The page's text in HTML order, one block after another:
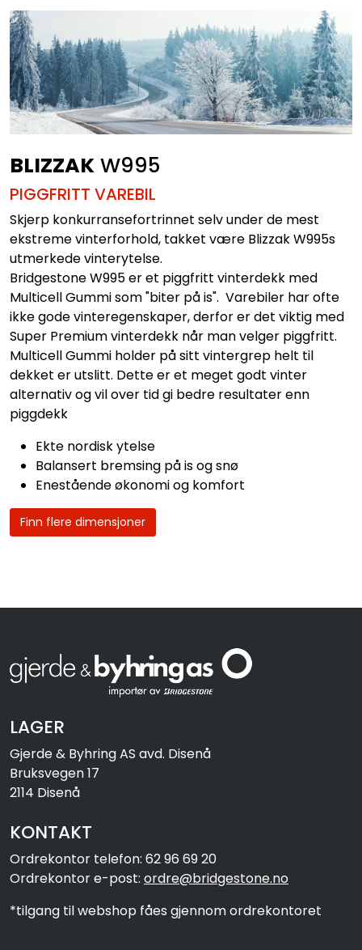
BLIZZAK W995
PIGGFRITT VAREBIL
Skjerp konkurransefortrinnet selv under de mest
ekstreme vinterforhold, takket være Blizzak W995s
utmerkede vinterytelse.
Bridgestone W995 er et piggfritt vinterdekk med
Multicell Gummi som "biter på is". Varebiler har ofte
ikke gode vinteregenskaper, derfor er det viktig med
Super Premium vinterdekk når man velger piggfritt.
Multicell Gummi holder på sitt vintergrep helt til
dekket er utslitt. Dette er et meget godt vinter
alternativ og vil over tid gi bedre resultater enn
piggdekk
Ekte nordisk ytelse
Balansert bremsing på is og snø
Enestående økonomi og komfort
Finn flere dimensjoner
LAGER
Gjerde & Byhring AS avd. Disenå
Bruksvegen 17
2114 Disenå
KONTAKT
Ordrekontor telefon: 62 96 69 20
Ordrekontor e-post: ordre@bridgestone.no
*tilgang til webshop fåes gjennom ordrekontoret